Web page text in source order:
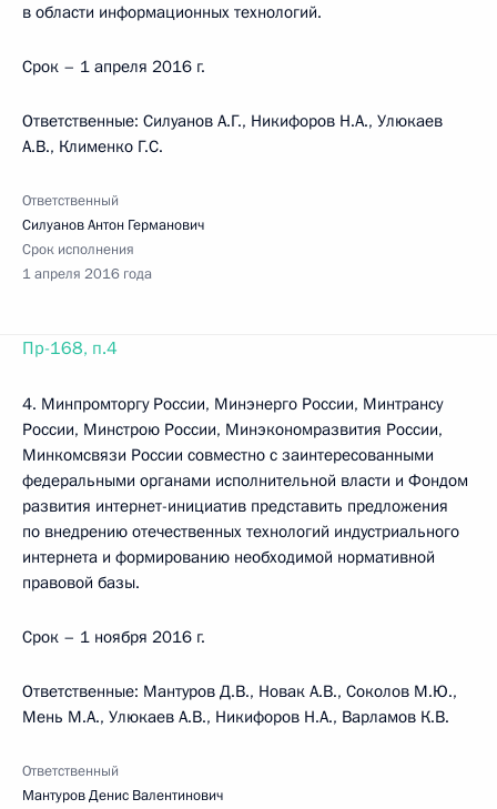
в области информационных технологий.
Срок – 1 апреля 2016 г.
Ответственные: Силуанов А.Г., Никифоров Н.А., Улюкаев
А.В., Клименко Г.С.
Ответственный
Силуанов Антон Германович
Срок исполнения
1 апреля 2016 года
Пр-168, п.4
4. Минпромторгу России, Минэнерго России, Минтрансу
России, Минстрою России, Минэкономразвития России,
Минкомсвязи России совместно с заинтересованными
федеральными органами исполнительной власти и Фондом
развития интернет-инициатив представить предложения
по внедрению отечественных технологий индустриального
интернета и формированию необходимой нормативной
правовой базы.
Срок – 1 ноября 2016 г.
Ответственные: Мантуров Д.В., Новак А.В., Соколов М.Ю.,
Мень М.А., Улюкаев А.В., Никифоров Н.А., Варламов К.В.
Ответственный
Мантуров Денис Валентинович